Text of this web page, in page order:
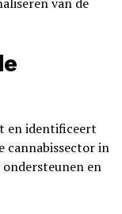
en identificeert
cannabissector in
ondersteunen en